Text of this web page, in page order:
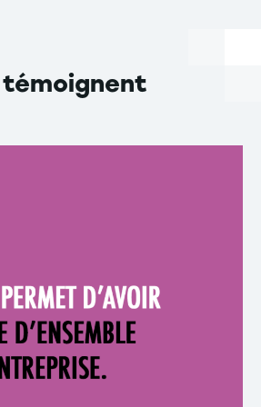
reconnus en France
adossée à la recherche,
délivre des diplômes
reconnus par l'État, qui allient